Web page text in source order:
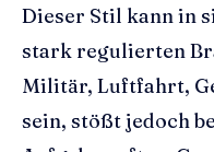
Dieser Stil kann in
stark regulierten
Militär, Luftfahrt,
sein, stößt jedoch